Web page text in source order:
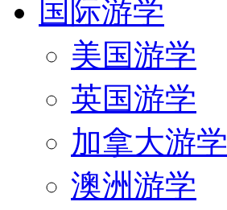
国际游学
美国游学
英国游学
加拿大游学
澳洲游学